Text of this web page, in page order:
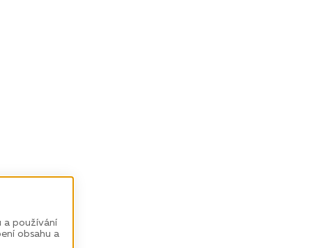
a používání
obsahu a